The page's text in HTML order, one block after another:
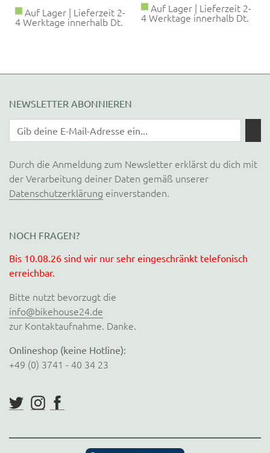
Auf Lager | Lieferzeit 2-
4 Werktage innerhalb Dt.
Auf Lager | Lieferzeit 2-
4 Werktage innerhalb Dt.
NEWSLETTER ABONNIEREN
Durch die Anmeldung zum Newsletter erklärst du dich mit
der Verarbeitung deiner Daten gemäß unserer
Datenschutzerklärung einverstanden.
NOCH FRAGEN?
Bis 10.08.26 sind wir nur sehr eingeschränkt telefonisch
erreichbar.
Bitte nutzt bevorzugt die
info@bikehouse24.de
zur Kontaktaufnahme. Danke.
Onlineshop (keine Hotline):
+49 (0) 3741 - 40 34 23